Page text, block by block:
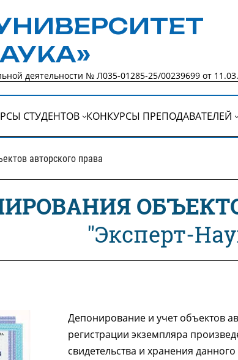
деятельности № Л035-01285-25/00239699 от
СТУДЕНТОВ КОНКУРСЫ ПРЕПОДАВАТЕЛЕЙ
авторского права
"Эксперт-
Депонирование и учет объектов
регистрации экземпляра
свидетельства и хранения